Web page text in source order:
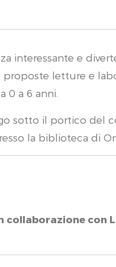
interessante e
proposte letture e
0 a 6 anni.
sotto il portico
la biblioteca di
collaborazione con